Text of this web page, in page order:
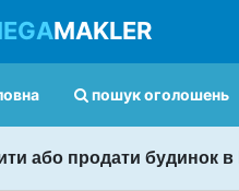
MAKLER
пошук оголошень
або продати будинок в